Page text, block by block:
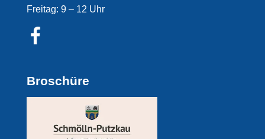
Freitag: 9 – 12 Uhr
Broschüre